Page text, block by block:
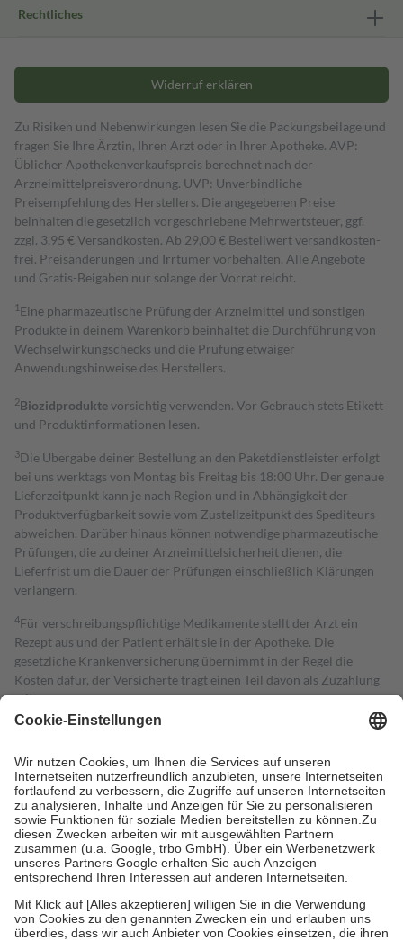
Rechtliches
Widerruf erklären
Zu Risiken und Nebenwirkungen lesen Sie die Packungsbeilage und
fragen Sie Ihre Ärztin, Ihren Arzt oder in Ihrer Apotheke. AVP:
Üblicher Apothekenverkaufspreis berechnet nach der
Arzneimittelpreisverordnung. UVP: Unverbindliche
Preisempfehlung des Herstellers. Die angegebenen Preise
beinhalten die gesetzlich vorgeschriebene Mehrwertsteuer, ggf.
zzgl. 3,95 € Versandkosten. Ab 29,00 € Bestell­wert versand­kosten­
frei. Preisänderungen und Irrtümer vorbehalten. Alle Angebote
und Gratis-Beigaben nur solange der Vorrat reicht.
1 Eine pharmazeutische Prüfung der Arzneimittel und sonstigen
Produkte in deinem Warenkorb beinhaltet die Durchführung von
Wechselwirkungschecks und die Prüfung etwaiger
Anwendungshinweise des Herstellers.
2Biozidproduktevorsichtig verwenden. Vor Gebrauch stets Etikett
und Produktinformationen lesen.
3Die Übergabe deiner Bestellung an den Paketdienstleister erfolgt
bei uns werktags von Montag bis Freitag bis 18:00 Uhr. Der genaue
Lieferzeitpunkt kann je nach Region und in Abhängigkeit der
Produktverfügbarkeit sowie vom Zustellzeitpunkt des Spediteurs
abweichen. Darüber hinaus können notwendige pharmazeutische
Prüfungen, die zu deiner Arzneimittelsicherheit dienen, die
Lieferfrist um die Dauer der Prüfungen einschließlich Klärungen
verlängern.
4Für verschreibungspflichtige Medikamente stellt der Arzt ein
Rezept aus und der Patient erhält sie in der Apotheke. Die
gesetzliche Krankenversicherung übernimmt in der Regel die
Kosten dafür, der Versicherte trägt einen Teil davon als Zuzahlung
mit.
Grundsätzlich leisten Mitglieder Zuzahlungen in Höhe von zehn
höchstens zehn Euro.
Es sind jedoch nie mehr als die tatsächlichen
Kosten der Leistung zu entrichten.
Diese Regeln gelten grundsätzlich auch für Online-Apotheken.
Bei Heilmitteln und häuslicher Krankenpflege beträgt die
Zuzahlung zehn Prozent der Kosten sowie zehn Euro je
Verordnung.
Um das Engagement der Versicherten für ihre eigene Gesundheit zu
stärken und die besondere Stellung der Familie zu unterstützen,
fallenkeine Zuzahlungenan bei:
• Kindern und Jugendlichen bis zum vollendeten 18. Lebensjahr